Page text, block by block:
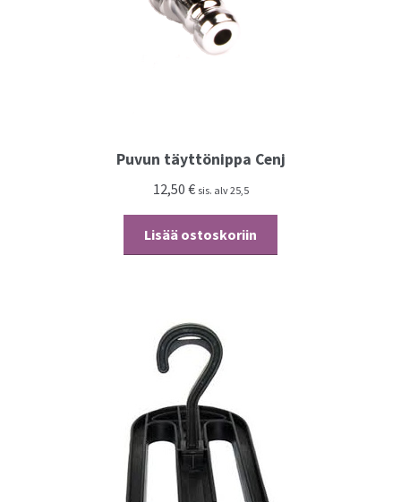
Puvun täyttönippa Cenj
12,50 € sis. alv 25,5
Lisää ostoskoriin